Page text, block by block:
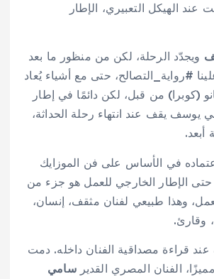
عند الهيكل التعبيري، الإطار
ويجدّد الرحلة، لكن من منظور ما بعد
#رواية_التصالح، حتى مع أشياء يُعاد
(كوبرا) من قبل، لكن دائمًا في إطار
يقف عند انتهاء رحلة الحداثة،
أبعد.
في الأساس على فن الموزايك
الإطار الخارجي للعمل هو جزء من
وهذا طبيعي لفنان مثقف، إنسان،
وقارئ.
عند قراءة مصداقية الفنان داخله. دمت
الفنان المصري القديرسامي